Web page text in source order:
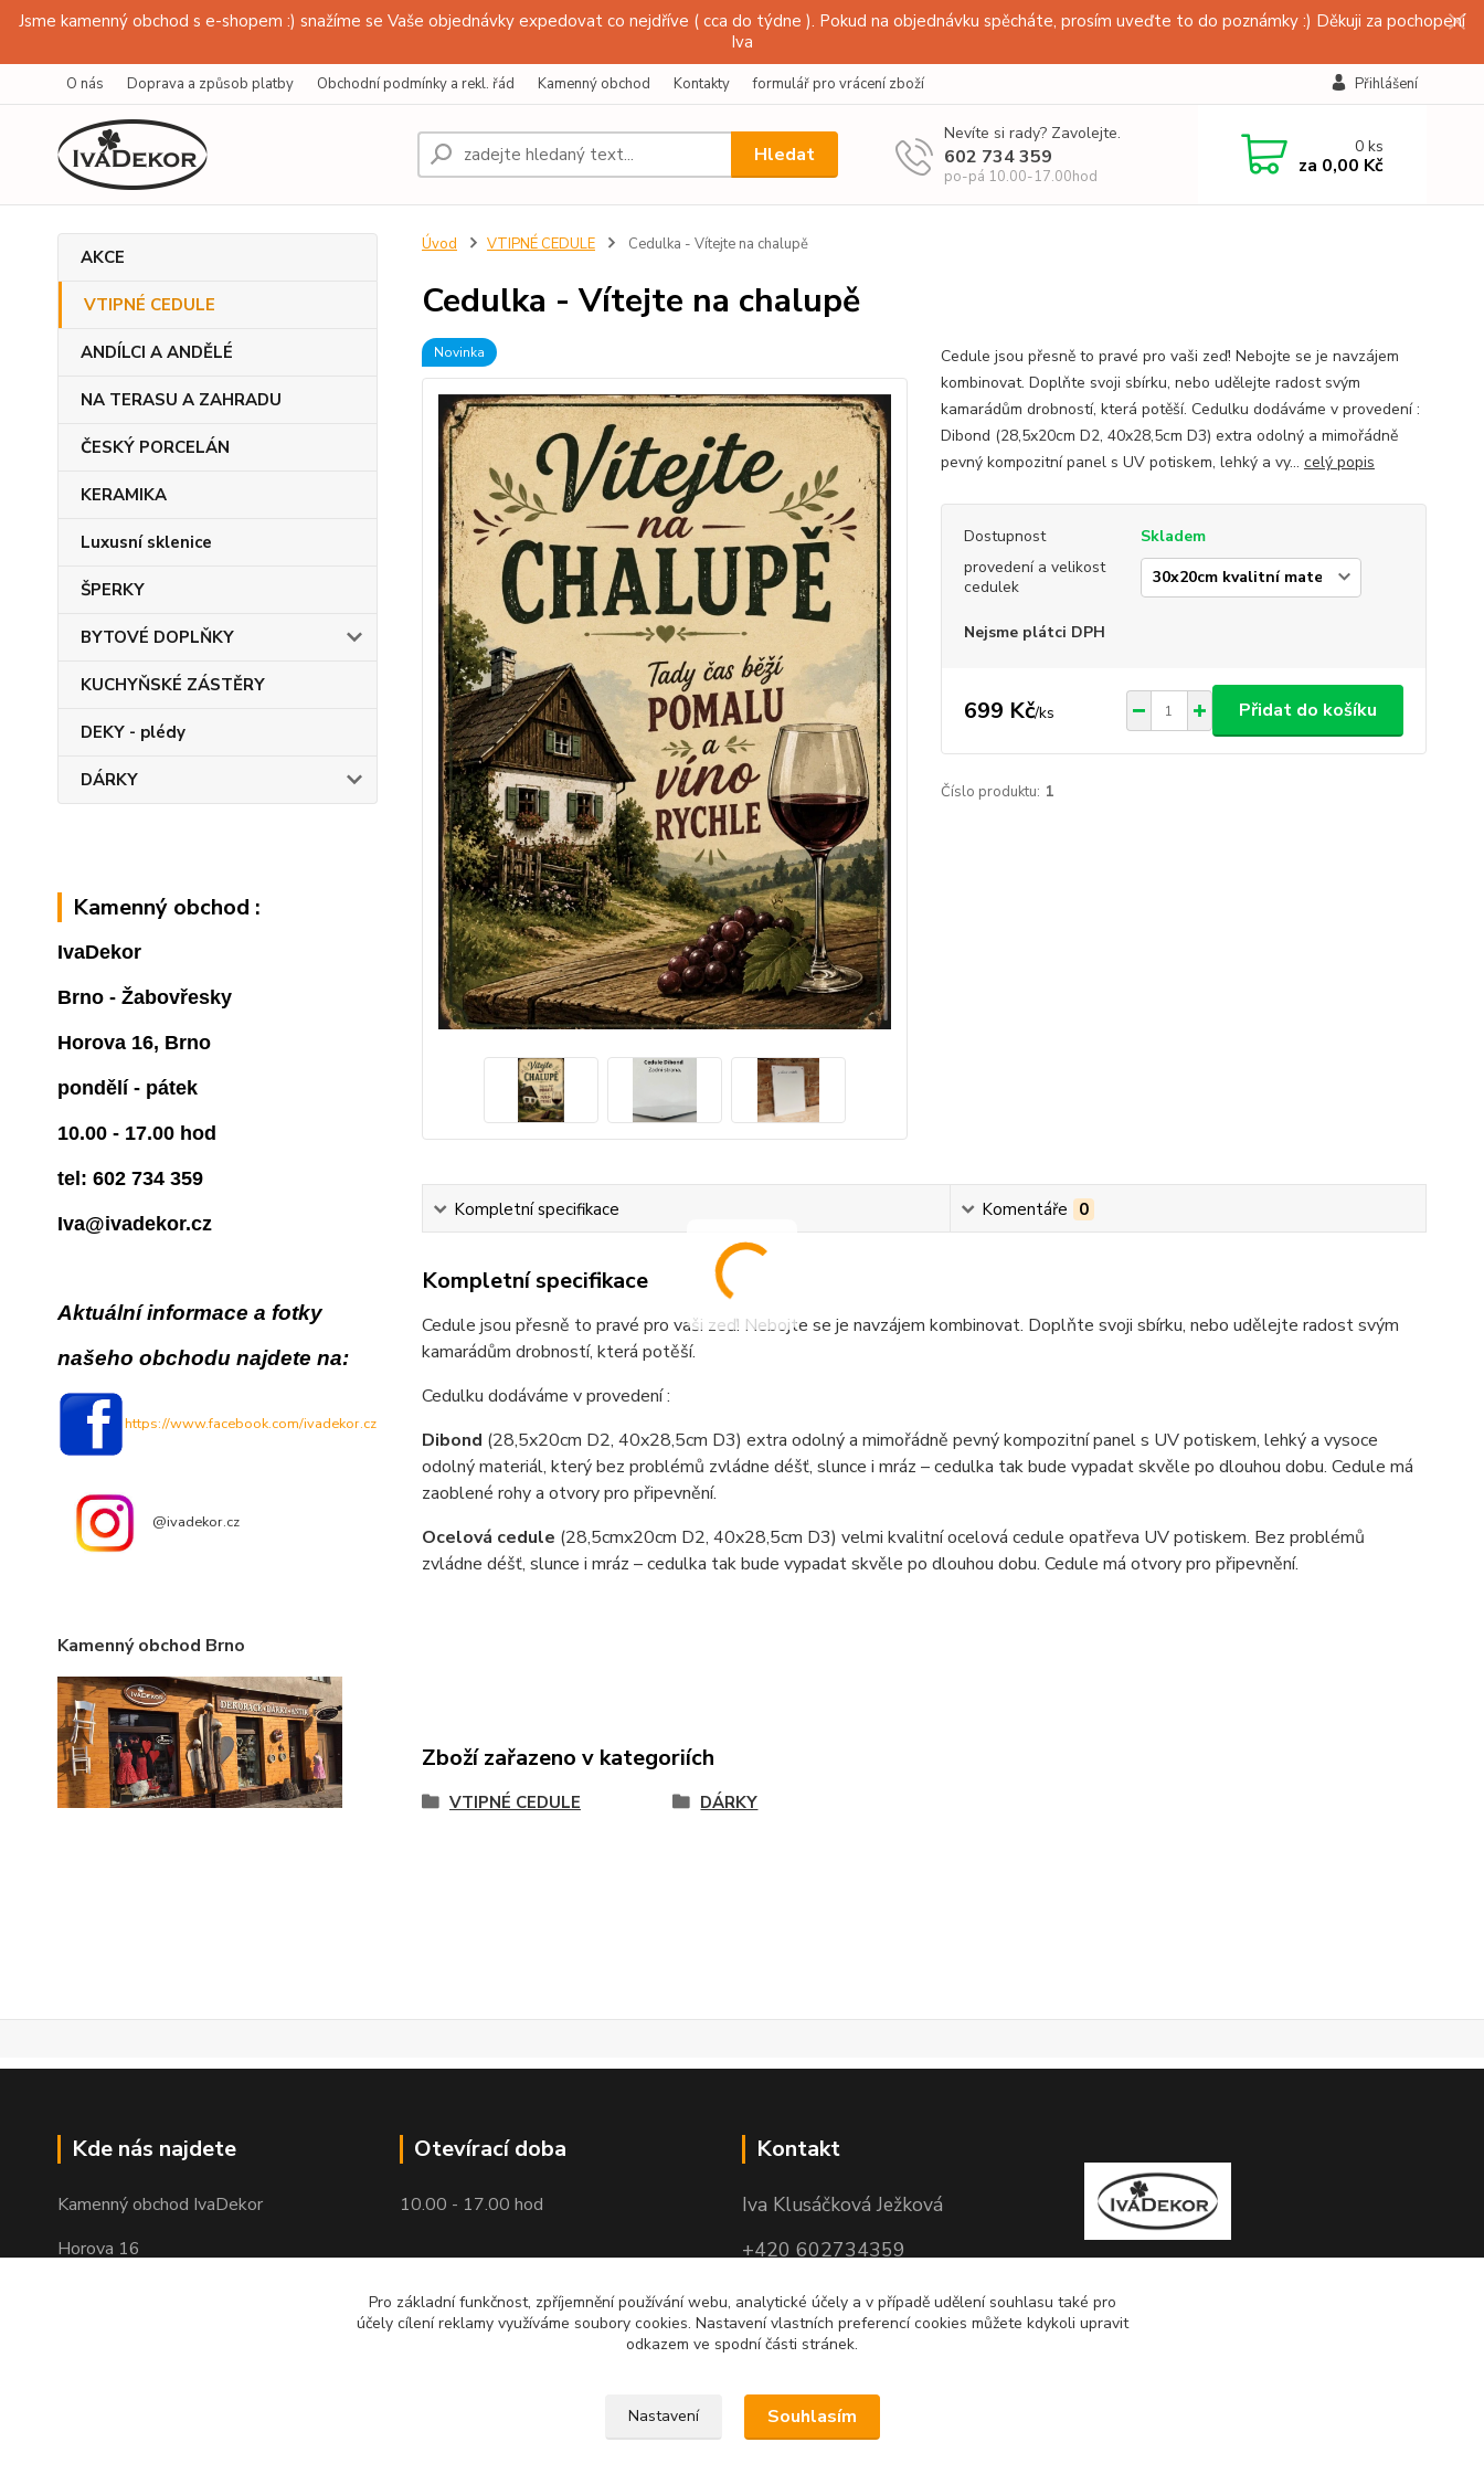
Jsme kamenný obchod s e-shopem :) snažíme se Vaše objednávky expedovat co nejdříve ( cca do týdne ). Pokud na objednávku spěcháte, prosím uveďte to do poznámky :) Děkuji za pochopení
Iva
O nás Doprava a způsob platby Obchodní podmínky a rekl. řád Kamenný obchod Kontakty formulář pro vrácení zboží Přihlášení
Hledat
Nevíte si rady? Zavolejte.
602 734 359
po-pá 10.00-17.00hod
0ks
za 0,00 Kč
AKCE
VTIPNÉ CEDULE
ANDÍLCI A ANDĚLÉ
NA TERASU A ZAHRADU
ČESKÝ PORCELÁN
KERAMIKA
Luxusní sklenice
ŠPERKY
BYTOVÉ DOPLŇKY
KUCHYŇSKÉ ZÁSTĚRY
DEKY - plédy
DÁRKY
Kamenný obchod :
IvaDekor
Brno - Žabovřesky
Horova 16, Brno
pondělí - pátek
10.00 - 17.00 hod
tel: 602 734 359
Iva@ivadekor.cz
Aktuální informace a fotky
našeho obchodu najdete na:
https://www.facebook.com/ivadekor.cz
@ivadekor.cz
Kamenný obchod Brno
Úvod VTIPNÉ CEDULE Cedulka - Vítejte na chalupě
Cedulka - Vítejte na chalupě
Novinka
Cedule jsou přesně to pravé pro vaši zeď! Nebojte se je navzájem
kombinovat. Doplňte svoji sbírku, nebo udělejte radost svým
kamarádům drobností, která potěší. Cedulku dodáváme v provedení :
Dibond (28,5x20cm D2, 40x28,5cm D3) extra odolný a mimořádně
pevný kompozitní panel s UV potiskem, lehký a vy... celý popis
Dostupnost
Skladem
provedení a velikost
cedulek
Nejsme plátci DPH
699 Kč/ks Přidat do košíku
Číslo produktu: 1
Kompletní specifikace Komentáře 0
Kompletní specifikace
Cedule jsou přesně to pravé pro vaši zeď! Nebojte se je navzájem kombinovat. Doplňte svoji sbírku, nebo udělejte radost svým
kamarádům drobností, která potěší.
Cedulku dodáváme v provedení :
Dibond (28,5x20cm D2, 40x28,5cm D3) extra odolný a mimořádně pevný kompozitní panel s UV potiskem, lehký a vysoce
odolný materiál, který bez problémů zvládne déšť, slunce i mráz – cedulka tak bude vypadat skvěle po dlouhou dobu. Cedule má
zaoblené rohy a otvory pro připevnění.
Ocelová cedule (28,5cmx20cm D2, 40x28,5cm D3) velmi kvalitní ocelová cedule opatřeva UV potiskem. Bez problémů
zvládne déšť, slunce i mráz – cedulka tak bude vypadat skvěle po dlouhou dobu. Cedule má otvory pro připevnění.
Zboží zařazeno v kategoriích
VTIPNÉ CEDULE DÁRKY
Kde nás najdete
Kamenný obchod IvaDekor
Horova 16
Otevírací doba
10.00 - 17.00 hod
Kontakt
Iva Klusáčková Ježková
+420 602734359
(po-pá 10.00-17.00hod)
iva@ivadekor.cz
Pro základní funkčnost, zpříjemnění používání webu, analytické účely a v případě udělení souhlasu také pro
účely cílení reklamy využíváme soubory cookies. Nastavení vlastních preferencí cookies můžete kdykoli upravit
odkazem ve spodní části stránek.
Nastavení Souhlasím